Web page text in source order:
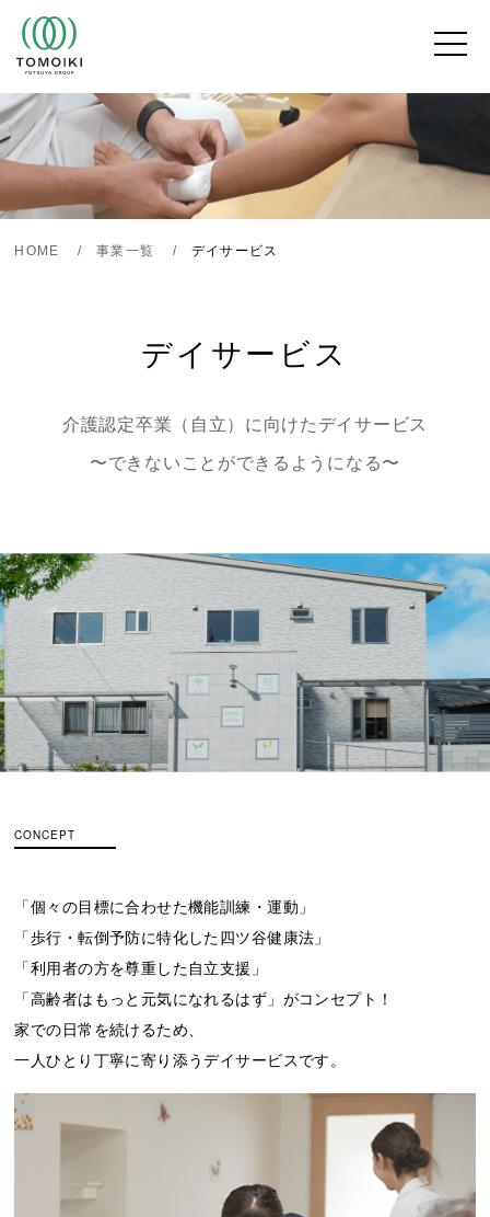
content
HOME 事業一覧 デイサービス
デイサービス
介護認定卒業（自立）に向けたデイサービス
〜できないことができるようになる〜
CONCEPT
「個々の目標に合わせた機能訓練・運動」
「歩行・転倒予防に特化した四ツ谷健康法」
「利用者の方を尊重した自立支援」
「高齢者はもっと元気になれるはず」がコンセプト！
家での日常を続けるため、
一人ひとり丁寧に寄り添うデイサービスです。